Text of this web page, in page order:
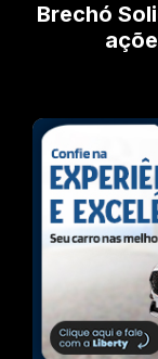
Brechó